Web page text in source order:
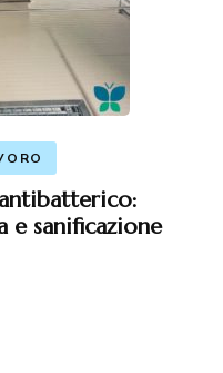
e sanificazione